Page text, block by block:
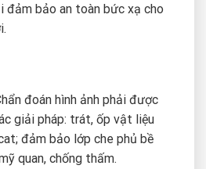
đảm bảo an toàn bức xạ cho
đoán hình ảnh phải được
giải pháp: trát, ốp vật liệu
đảm bảo lớp che phủ bề
quan, chống thấm.